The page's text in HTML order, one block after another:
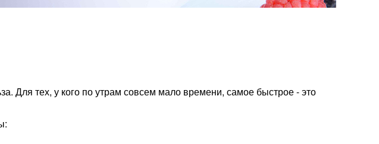
Для тех, у кого по утрам совсем мало времени, самое быстрое - это